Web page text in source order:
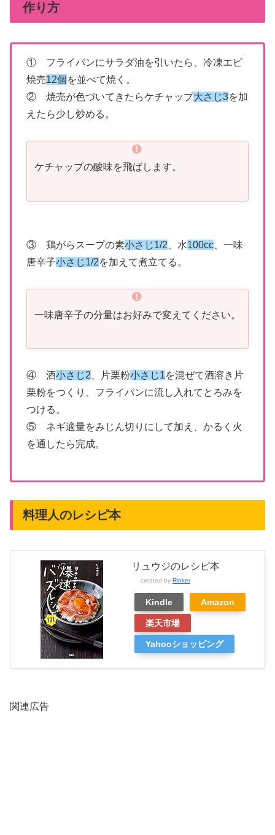
作り方
① フライパンにサラダ油を引いたら、冷凍エビ
焼売12個 を並べて焼く。
② 焼売が色づいてきたらケチャップ大さじ3を加
えたら少し炒める。
ケチャップの酸味を飛ばします。
③ 鶏がらスープの素小さじ1/2 、水100cc 、一味
唐辛子小さじ1/2を加えて煮立てる。
一味唐辛子の分量はお好みで変えてください。
④ 酒小さじ2 、片栗粉小さじ1を混ぜて酒溶き片
栗粉をつくり、フライパンに流し入れてとろみを
つける。
⑤ ネギ適量をみじん切りにして加え、かるく火
を通したら完成。
料理人のレシピ本
リュウジのレシピ本
created by Rinker
Kindle Amazon
楽天市場
Yahooショッピング
関連広告